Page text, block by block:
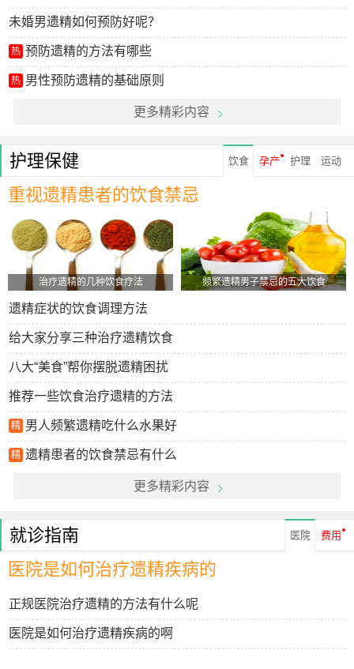
未婚男遗精如何预防好呢？
热 预防遗精的方法有哪些
热 男性预防遗精的基础原则
更多精彩内容
护理保健 饮食 孕产 护理 运动
重视遗精患者的饮食禁忌
治疗遗精的几种饮食疗法 频繁遗精男子禁忌的五大饮食
遗精症状的饮食调理方法
给大家分享三种治疗遗精饮食
八大“美食”帮你摆脱遗精困扰
推荐一些饮食治疗遗精的方法
精 男人频繁遗精吃什么水果好
精 遗精患者的饮食禁忌有什么
更多精彩内容
就诊指南 医院 费用
医院是如何治疗遗精疾病的
正规医院治疗遗精的方法有什么呢
医院是如何治疗遗精疾病的啊